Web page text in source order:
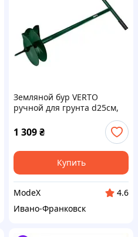
Земляной бур VERTO
ручной для грунта d25см,
1 309₴
Купить
ModeX
4.6
Ивано-Франковск